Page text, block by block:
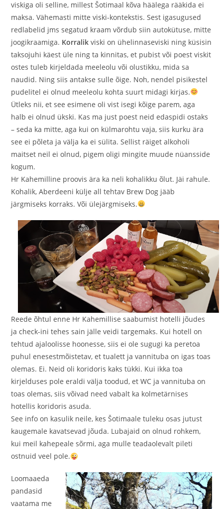
viskiga oli selline, millest Šotimaal kõva häälega rääkida ei
maksa. Vähemasti mitte viski-kontekstis. Sest igasugused
redlabelid jms segatud kraam võrdub siin autokütuse, mitte
joogikraamiga. Korralikviski on ühelinnaseviski ning küsisin
taksojuhi käest üle ning ta kinnitas, et pubist või poest viskit
ostes tuleb kirjeldada meeleolu või olustikku, mida sa
naudid. Ning siis antakse sulle õige. Noh, nendel pisikestel
pudelitel ei olnud meeleolu kohta suurt midagi kirjas.
Ütleks nii, et see esimene oli vist isegi kõige parem, aga
halb ei olnud ükski. Kas ma just poest neid edaspidi ostaks
– seda ka mitte, aga kui on külmarohtu vaja, siis kurku ära
see ei põleta ja välja ka ei sülita. Sellist räiget alkoholi
maitset neil ei olnud, pigem oligi mingite muude nüansside
kogum.
Hr Kahemilline proovis ära ka neli kohalikku õlut. Jäi rahule.
Kohalik, Aberdeeni külje all tehtav Brew Dog jääb
järgmiseks korraks. Või ülejärgmiseks.
Reede õhtul enne Hr Kahemillise saabumist hotelli jõudes
ja check-ini tehes sain jälle veidi targemaks. Kui hotell on
tehtud ajaloolisse hoonesse, siis ei ole sugugi ka peretoa
puhul enesestmõistetav, et tualett ja vannituba on igas toas
olemas. Ei. Neid oli koridoris kaks tükki. Kui ikka toa
kirjelduses pole eraldi välja toodud, et WC ja vannituba on
toas olemas, siis võivad need vabalt ka kolmetärnises
hotellis koridoris asuda.
See info on kasulik neile, kes Šotimaale tuleku osas jutust
kaugemale kavatsevad jõuda. Lubajaid on olnud rohkem,
kui meil kahepeale sõrmi, aga mulle teadaolevalt pileti
ostnuid veel pole.
Loomaaeda
pandasid
vaatama me